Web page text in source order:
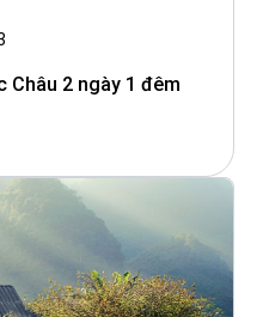
Châu 2 ngày 1 đêm